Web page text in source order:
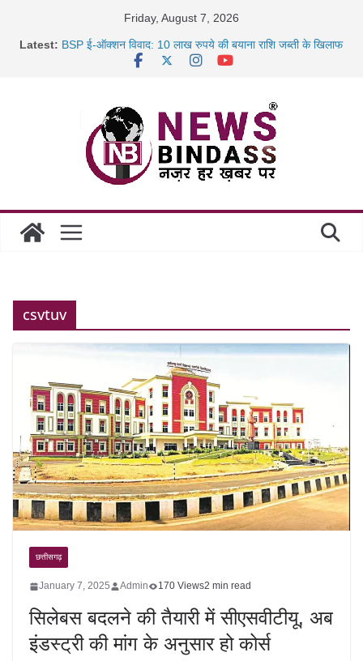
Friday, August 7, 2026
Latest: BSP ई-ऑक्शन विवाद: 10 लाख रुपये की बयाना राशि जब्ती के खिलाफ
साइबर ठगी पर दुर्ग पुलिस का बड़ा एक्शन: 13 म्यूल बैंक खाताधारक
गिरफ्तार
csvtuv
छत्तीसगढ़
January 7, 2025 Admin 170 Views2 min read
सिलेबस बदलने की तैयारी में सीएसवीटीयू, अब
इंडस्ट्री की मांग के अनुसार हो कोर्स